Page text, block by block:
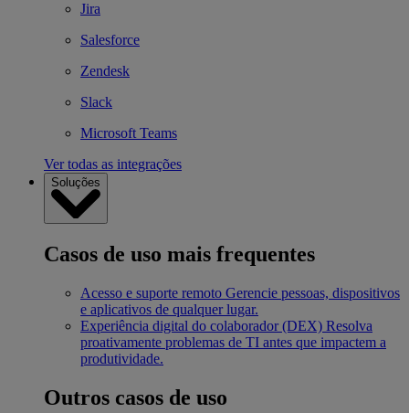
Jira
Salesforce
Zendesk
Slack
Microsoft Teams
Ver todas as integrações
Soluções
Casos de uso mais frequentes
Acesso e suporte remoto Gerencie pessoas, dispositivos
e aplicativos de qualquer lugar.
Experiência digital do colaborador (DEX) Resolva
proativamente problemas de TI antes que impactem a
produtividade.
Outros casos de uso